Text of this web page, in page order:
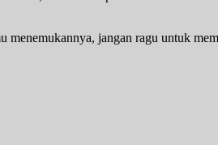
menemukannya, jangan ragu untuk